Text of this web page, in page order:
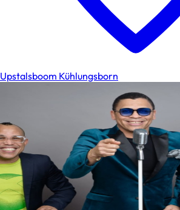
Upstalsboom Kühlungsborn